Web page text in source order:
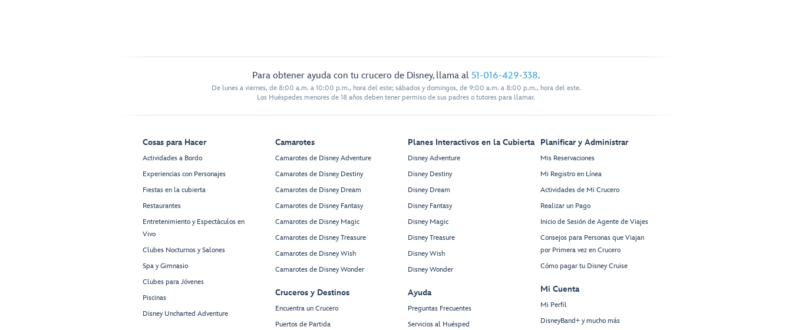
Para obtener ayuda con tu crucero de Disney, llama al 51-016-429-338.
De lunes a viernes, de 8:00 a.m. a 10:00 p.m., hora del este; sábados y domingos, de 9:00 a.m. a 8:00 p.m., hora del este.
Los Huéspedes menores de 18 años deben tener permiso de sus padres o tutores para llamar.
Cosas para Hacer
Actividades a Bordo
Experiencias con Personajes
Fiestas en la cubierta
Restaurantes
Entretenimiento y Espectáculos en
Vivo
Clubes Nocturnos y Salones
Spa y Gimnasio
Clubes para Jóvenes
Piscinas
Disney Uncharted Adventure
Camarotes
Camarotes de Disney Adventure
Camarotes de Disney Destiny
Camarotes de Disney Dream
Camarotes de Disney Fantasy
Camarotes de Disney Magic
Camarotes de Disney Treasure
Camarotes de Disney Wish
Camarotes de Disney Wonder
Cruceros y Destinos
Encuentra un Crucero
Puertos de Partida
Planes Interactivos en la Cubierta
Disney Adventure
Disney Destiny
Disney Dream
Disney Fantasy
Disney Magic
Disney Treasure
Disney Wish
Disney Wonder
Ayuda
Preguntas Frecuentes
Servicios al Huésped
Planificar y Administrar
Mis Reservaciones
Mi Registro en Línea
Actividades de Mi Crucero
Realizar un Pago
Inicio de Sesión de Agente de Viajes
Consejos para Personas que Viajan
por Primera vez en Crucero
Cómo pagar tu Disney Cruise
Mi Cuenta
Mi Perfil
DisneyBand+ y mucho más